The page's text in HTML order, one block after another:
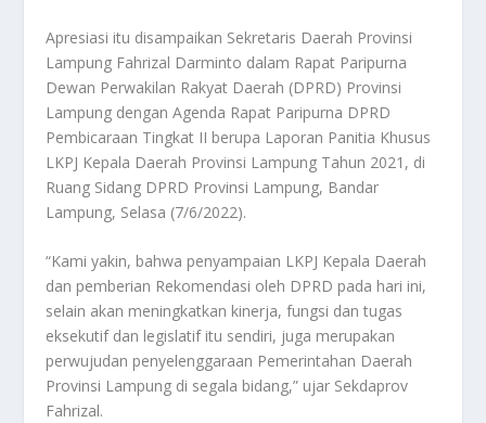
Apresiasi itu disampaikan Sekretaris Daerah Provinsi
Lampung Fahrizal Darminto dalam Rapat Paripurna
Dewan Perwakilan Rakyat Daerah (DPRD) Provinsi
Lampung dengan Agenda Rapat Paripurna DPRD
Pembicaraan Tingkat II berupa Laporan Panitia Khusus
LKPJ Kepala Daerah Provinsi Lampung Tahun 2021, di
Ruang Sidang DPRD Provinsi Lampung, Bandar
Lampung, Selasa (7/6/2022).
“Kami yakin, bahwa penyampaian LKPJ Kepala Daerah
dan pemberian Rekomendasi oleh DPRD pada hari ini,
selain akan meningkatkan kinerja, fungsi dan tugas
eksekutif dan legislatif itu sendiri, juga merupakan
perwujudan penyelenggaraan Pemerintahan Daerah
Provinsi Lampung di segala bidang,” ujar Sekdaprov
Fahrizal.